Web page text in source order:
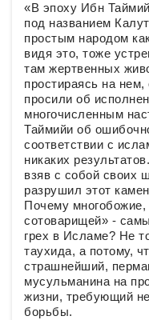
«В эпоху Ибн
под названием
простым народом
видя это, тоже
там жертвенных
простираясь на
просили об
многочисленным
Таймийи об
соответствии с
никаких
взяв с собой своих
разрушил этот
Почему
сотоварищей» -
грех в Исламе? Не
таухида, а потому,
страшнейший,
мусульманина на
жизни, требующий
борьбы.